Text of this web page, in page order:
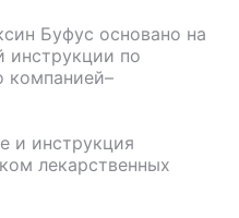
Буфус основано на
инструкции по
компанией–
и инструкция
лекарственных